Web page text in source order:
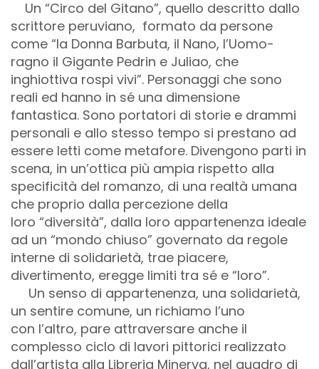
Un “Circo del Gitano”, quello descritto dallo
scrittore peruviano, formato da persone
come “la Donna Barbuta, il Nano, l’Uomo-
ragno il Gigante Pedrin e Juliao, che
inghiottiva rospi vivi”. Personaggi che sono
reali ed hanno in sé una dimensione
fantastica. Sono portatori di storie e drammi
personali e allo stesso tempo si prestano ad
essere letti come metafore. Divengono parti in
scena, in un’ottica più ampia rispetto alla
specificità del romanzo, di una realtà umana
che proprio dalla percezione della
loro “diversità”, dalla loro appartenenza ideale
ad un “mondo chiuso” governato da regole
interne di solidarietà, trae piacere,
divertimento, eregge limiti tra sé e “loro”.
Un senso di appartenenza, una solidarietà,
un sentire comune, un richiamo l’uno
con l’altro, pare attraversare anche il
complesso ciclo di lavori pittorici realizzato
dall’artista alla Libreria Minerva, nel quadro di